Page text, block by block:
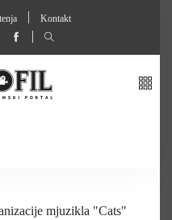
Kontakt